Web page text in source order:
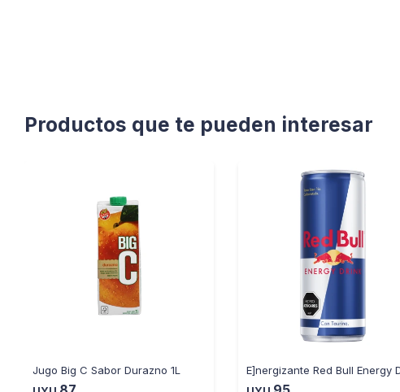
Productos que te pueden interesar
Jugo Big C Sabor Durazno 1L